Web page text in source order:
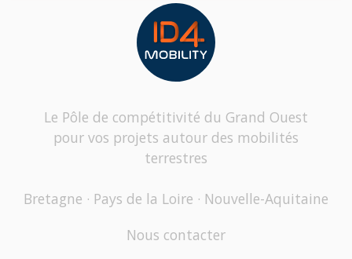
Le Pôle de compétitivité du Grand Ouest
pour vos projets autour des mobilités
terrestres
Bretagne · Pays de la Loire · Nouvelle-Aquitaine
Nous contacter